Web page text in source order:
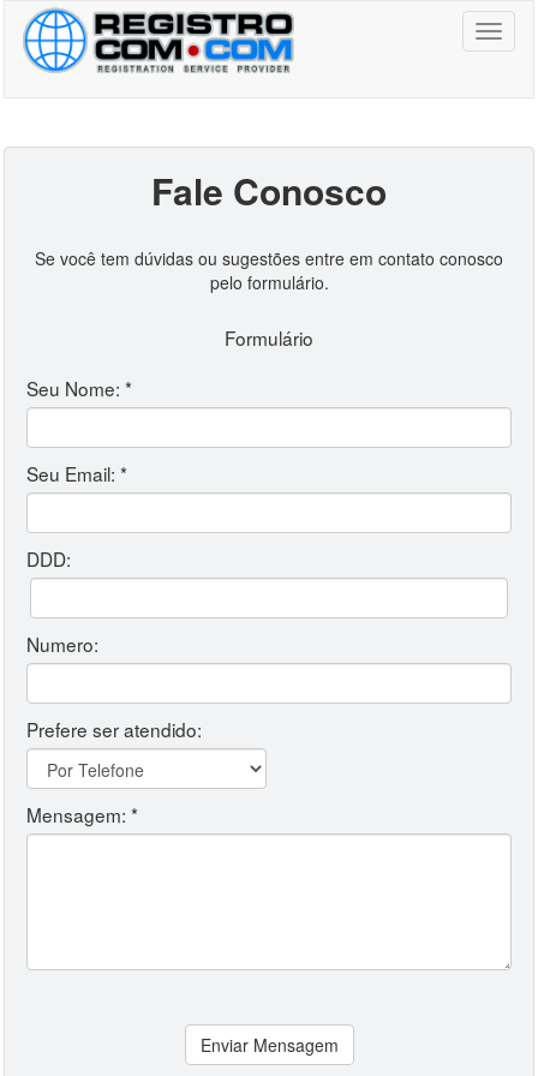
Toggle
Fale Conosco
Se você tem dúvidas ou sugestões entre em contato conosco
pelo formulário.
Formulário
Seu Nome: *
Seu Email: *
DDD:
Numero:
Prefere ser atendido:
Mensagem: *
Enviar Mensagem